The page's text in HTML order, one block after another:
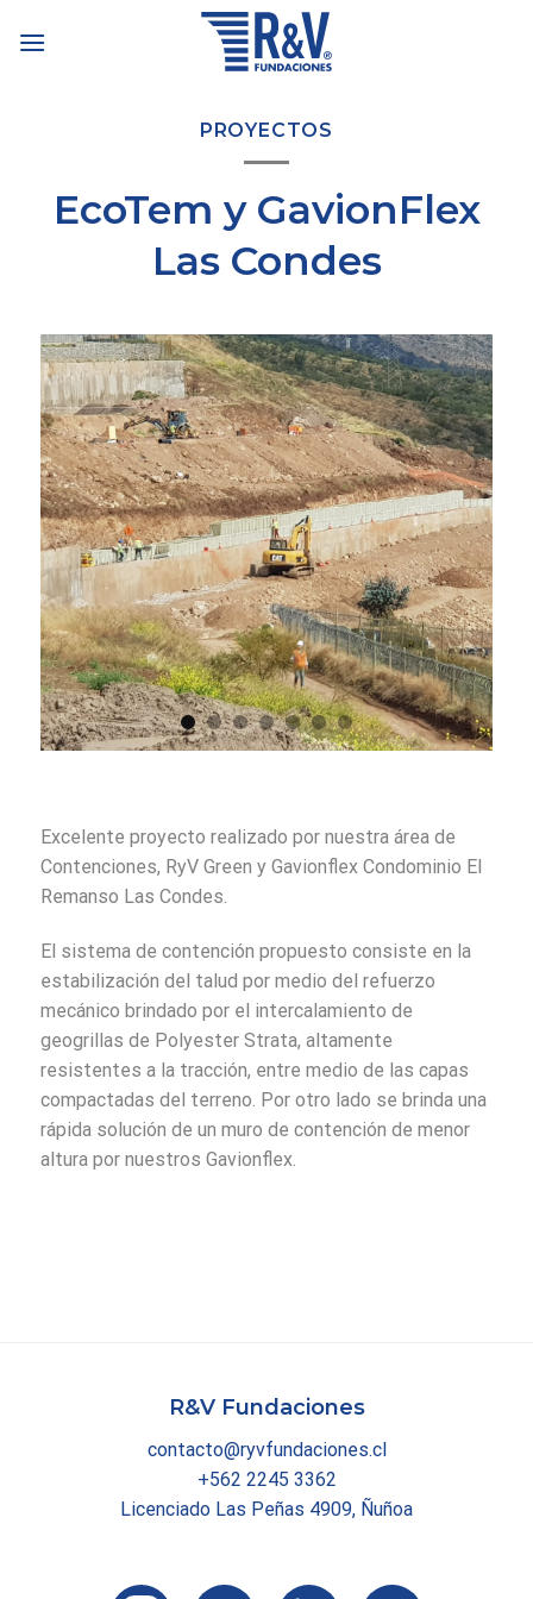
PROYECTOS
EcoTem y GavionFlex
Las Condes
Excelente proyecto realizado por nuestra área de
Contenciones, RyV Green y Gavionflex Condominio El
Remanso Las Condes.
El sistema de contención propuesto consiste en la
estabilización del talud por medio del refuerzo
mecánico brindado por el intercalamiento de
geogrillas de Polyester Strata, altamente
resistentes a la tracción, entre medio de las capas
compactadas del terreno. Por otro lado se brinda una
rápida solución de un muro de contención de menor
altura por nuestros Gavionflex.
R&V Fundaciones
contacto@ryvfundaciones.cl
+562 2245 3362
Licenciado Las Peñas 4909, Ñuñoa